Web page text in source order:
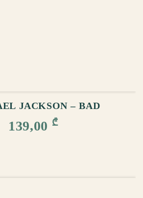
JACKSON – BAD
139,00 ₾